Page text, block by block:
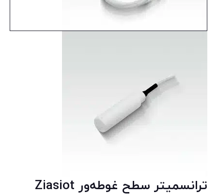
ترانسمیتر سطح غوطه‌ور Ziasiot